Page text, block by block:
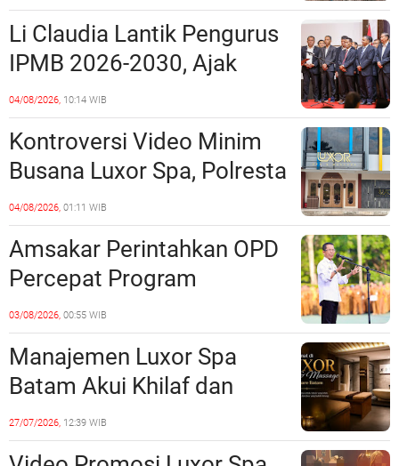
Miliaran Rupiah, Laporan ke
Polda Kepri Jalan di
Tempat?
Li Claudia Lantik Pengurus
IPMB 2026-2030, Ajak
Perkuat Kerukunan dan
Sinergi dengan Pemko
Batam
04/08/2026, 10:14 WIB
Kontroversi Video Minim
Busana Luxor Spa, Polresta
Barelang Usut Tuntas
Unsur Pelanggaran Hukum
04/08/2026, 01:11 WIB
Amsakar Perintahkan OPD
Percepat Program
Prioritas, Targetkan
Realisasi Pembangunan
Lampaui 50 Persen
03/08/2026, 00:55 WIB
Manajemen Luxor Spa
Batam Akui Khilaf dan
Minta Maaf, Konten
Langsung Di-Takedown
27/07/2026, 12:39 WIB